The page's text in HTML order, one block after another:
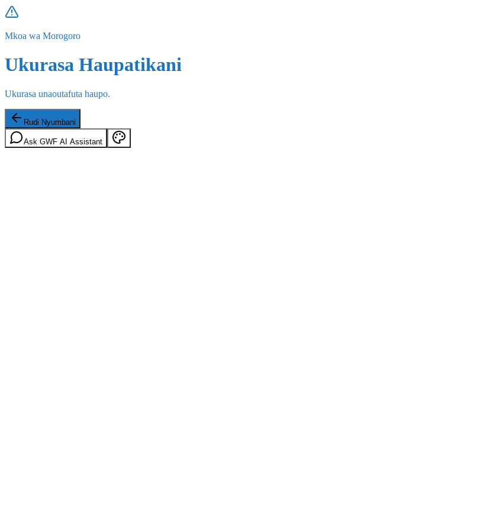
Mkoa wa Morogoro
Ukurasa Haupatikani
Ukurasa unaoutafuta haupo.
Rudi Nyumbani
Ask GWF AI Assistant